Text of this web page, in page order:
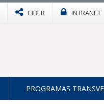
CIBER INTRANET
PROGRAMAS